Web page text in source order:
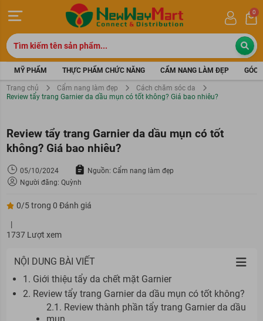
0
MỸ PHẨM THỰC PHẨM CHỨC NĂNG CẨM NANG LÀM ĐẸP GÓC
Trang chủ Cẩm nang làm đẹp
Cách chăm sóc da
Review tẩy trang Garnier da dầu mụn có tốt không? Giá bao nhiêu?
Review tẩy trang Garnier da dầu mụn có tốt
không? Giá bao nhiêu?
05/10/2024
Nguồn: Cẩm nang làm đẹp
Người đăng: Quỳnh
0/5 trong 0 Đánh giá
|
1737 Lượt xem
NỘI DUNG BÀI VIẾT
1. Giới thiệu tẩy da chết mặt Garnier
2. Review tẩy trang Garnier da dầu mụn có tốt không?
2.1. Review thành phần tẩy trang Garnier da dầu